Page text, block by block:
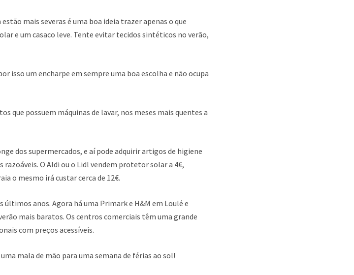
mais severas é uma boa ideia trazer apenas o que
e um casaco leve. Tente evitar tecidos sintéticos no verão,
isso um encharpe em sempre uma boa escolha e não ocupa
que possuem máquinas de lavar, nos meses mais quentes a
dos supermercados, e aí pode adquirir artigos de higiene
O Aldi ou o Lidl vendem protetor solar a 4€,
o mesmo irá custar cerca de 12€.
anos. Agora há uma Primark e H&M em Loulé e
mais baratos. Os centros comerciais têm uma grande
com preços acessíveis.
mala de mão para uma semana de férias ao sol!